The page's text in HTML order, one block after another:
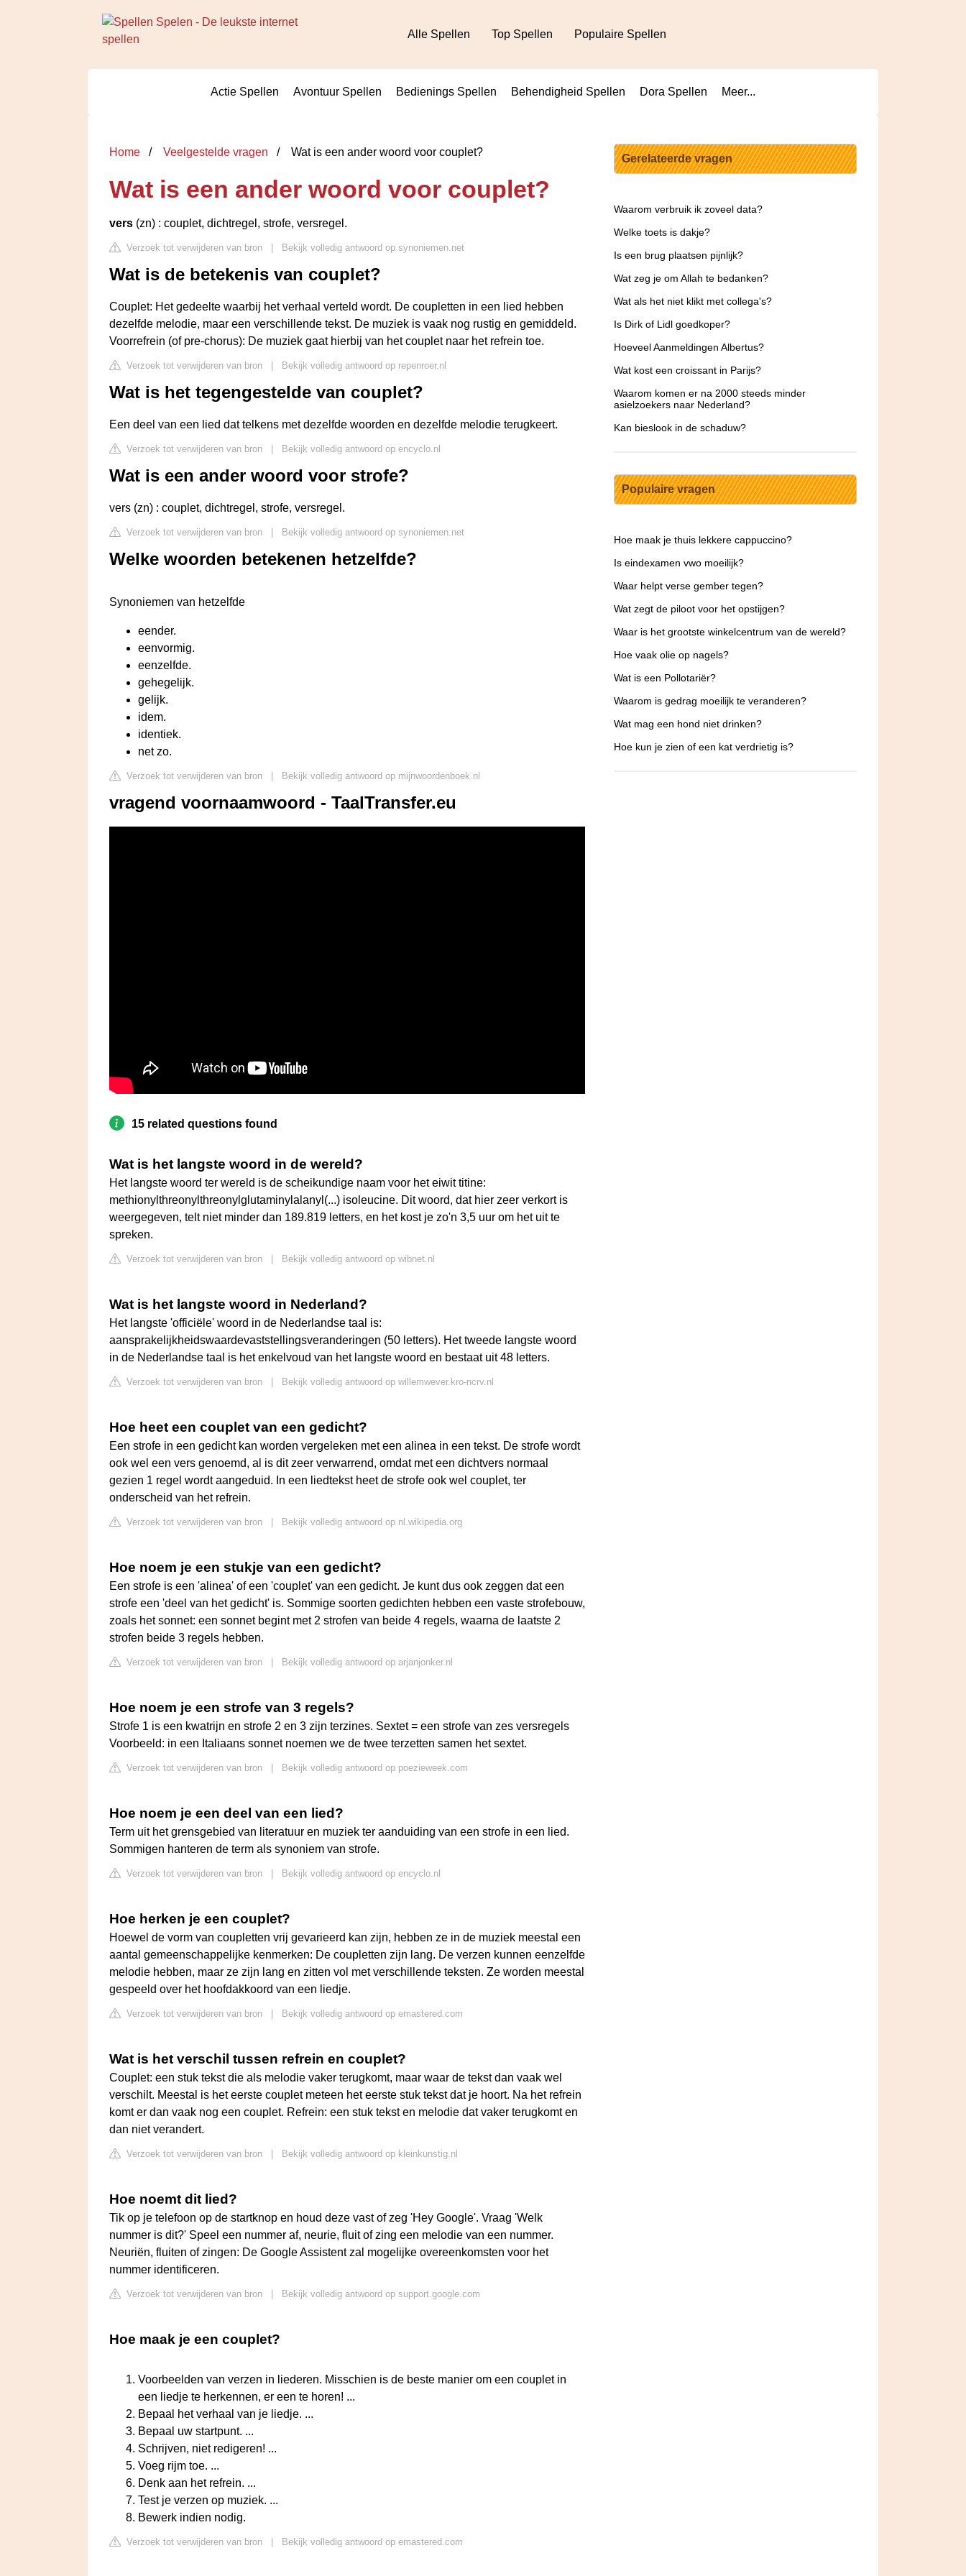
Alle Spellen Top Spellen Populaire Spellen
Actie Spellen Avontuur Spellen Bedienings Spellen Behendigheid Spellen Dora Spellen Meer...
Home Veelgestelde vragen Wat is een ander woord voor couplet?
Wat is een ander woord voor couplet?
vers (zn) : couplet, dichtregel, strofe, versregel.
Verzoek tot verwijderen van bron Bekijk volledig antwoord op synoniemen.net
Wat is de betekenis van couplet?
Couplet: Het gedeelte waarbij het verhaal verteld wordt. De coupletten in een lied hebben
dezelfde melodie, maar een verschillende tekst. De muziek is vaak nog rustig en gemiddeld.
Voorrefrein (of pre-chorus): De muziek gaat hierbij van het couplet naar het refrein toe.
Verzoek tot verwijderen van bron Bekijk volledig antwoord op repenroer.nl
Wat is het tegengestelde van couplet?
Een deel van een lied dat telkens met dezelfde woorden en dezelfde melodie terugkeert.
Verzoek tot verwijderen van bron Bekijk volledig antwoord op encyclo.nl
Wat is een ander woord voor strofe?
vers (zn) : couplet, dichtregel, strofe, versregel.
Verzoek tot verwijderen van bron Bekijk volledig antwoord op synoniemen.net
Welke woorden betekenen hetzelfde?
Synoniemen van hetzelfde
eender.
eenvormig.
eenzelfde.
gehegelijk.
gelijk.
idem.
identiek.
net zo.
Verzoek tot verwijderen van bron Bekijk volledig antwoord op mijnwoordenboek.nl
vragend voornaamwoord - TaalTransfer.eu
15 related questions found
Wat is het langste woord in de wereld?
Het langste woord ter wereld is de scheikundige naam voor het eiwit titine:
methionylthreonylthreonylglutaminylalanyl(...) isoleucine. Dit woord, dat hier zeer verkort is
weergegeven, telt niet minder dan 189.819 letters, en het kost je zo'n 3,5 uur om het uit te
spreken.
Verzoek tot verwijderen van bron Bekijk volledig antwoord op wibnet.nl
Wat is het langste woord in Nederland?
Het langste 'officiële' woord in de Nederlandse taal is:
aansprakelijkheidswaardevaststellingsveranderingen (50 letters). Het tweede langste woord
in de Nederlandse taal is het enkelvoud van het langste woord en bestaat uit 48 letters.
Verzoek tot verwijderen van bron Bekijk volledig antwoord op willemwever.kro-ncrv.nl
Hoe heet een couplet van een gedicht?
Een strofe in een gedicht kan worden vergeleken met een alinea in een tekst. De strofe wordt
ook wel een vers genoemd, al is dit zeer verwarrend, omdat met een dichtvers normaal
gezien 1 regel wordt aangeduid. In een liedtekst heet de strofe ook wel couplet, ter
onderscheid van het refrein.
Verzoek tot verwijderen van bron Bekijk volledig antwoord op nl.wikipedia.org
Hoe noem je een stukje van een gedicht?
Een strofe is een 'alinea' of een 'couplet' van een gedicht. Je kunt dus ook zeggen dat een
strofe een 'deel van het gedicht' is. Sommige soorten gedichten hebben een vaste strofebouw,
zoals het sonnet: een sonnet begint met 2 strofen van beide 4 regels, waarna de laatste 2
strofen beide 3 regels hebben.
Verzoek tot verwijderen van bron Bekijk volledig antwoord op arjanjonker.nl
Hoe noem je een strofe van 3 regels?
Strofe 1 is een kwatrijn en strofe 2 en 3 zijn terzines. Sextet = een strofe van zes versregels
Voorbeeld: in een Italiaans sonnet noemen we de twee terzetten samen het sextet.
Verzoek tot verwijderen van bron Bekijk volledig antwoord op poezieweek.com
Hoe noem je een deel van een lied?
Term uit het grensgebied van literatuur en muziek ter aanduiding van een strofe in een lied.
Sommigen hanteren de term als synoniem van strofe.
Verzoek tot verwijderen van bron Bekijk volledig antwoord op encyclo.nl
Hoe herken je een couplet?
Hoewel de vorm van coupletten vrij gevarieerd kan zijn, hebben ze in de muziek meestal een
aantal gemeenschappelijke kenmerken: De coupletten zijn lang. De verzen kunnen eenzelfde
melodie hebben, maar ze zijn lang en zitten vol met verschillende teksten. Ze worden meestal
gespeeld over het hoofdakkoord van een liedje.
Verzoek tot verwijderen van bron Bekijk volledig antwoord op emastered.com
Wat is het verschil tussen refrein en couplet?
Couplet: een stuk tekst die als melodie vaker terugkomt, maar waar de tekst dan vaak wel
verschilt. Meestal is het eerste couplet meteen het eerste stuk tekst dat je hoort. Na het refrein
komt er dan vaak nog een couplet. Refrein: een stuk tekst en melodie dat vaker terugkomt en
dan niet verandert.
Verzoek tot verwijderen van bron Bekijk volledig antwoord op kleinkunstig.nl
Hoe noemt dit lied?
Tik op je telefoon op de startknop en houd deze vast of zeg 'Hey Google'. Vraag 'Welk
nummer is dit?' Speel een nummer af, neurie, fluit of zing een melodie van een nummer.
Neuriën, fluiten of zingen: De Google Assistent zal mogelijke overeenkomsten voor het
nummer identificeren.
Verzoek tot verwijderen van bron Bekijk volledig antwoord op support.google.com
Hoe maak je een couplet?
Voorbeelden van verzen in liederen. Misschien is de beste manier om een couplet in
een liedje te herkennen, er een te horen! ...
Bepaal het verhaal van je liedje. ...
Bepaal uw startpunt. ...
Schrijven, niet redigeren! ...
Voeg rijm toe. ...
Denk aan het refrein. ...
Test je verzen op muziek. ...
Bewerk indien nodig.
Verzoek tot verwijderen van bron Bekijk volledig antwoord op emastered.com
Gerelateerde vragen
Waarom verbruik ik zoveel data?
Welke toets is dakje?
Is een brug plaatsen pijnlijk?
Wat zeg je om Allah te bedanken?
Wat als het niet klikt met collega's?
Is Dirk of Lidl goedkoper?
Hoeveel Aanmeldingen Albertus?
Wat kost een croissant in Parijs?
Waarom komen er na 2000 steeds minder
asielzoekers naar Nederland?
Kan bieslook in de schaduw?
Populaire vragen
Hoe maak je thuis lekkere cappuccino?
Is eindexamen vwo moeilijk?
Waar helpt verse gember tegen?
Wat zegt de piloot voor het opstijgen?
Waar is het grootste winkelcentrum van de wereld?
Hoe vaak olie op nagels?
Wat is een Pollotariër?
Waarom is gedrag moeilijk te veranderen?
Wat mag een hond niet drinken?
Hoe kun je zien of een kat verdrietig is?